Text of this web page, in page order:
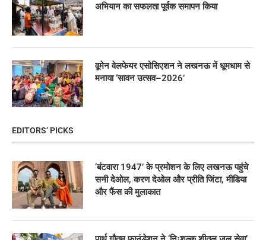
अभियान का सफलता पूर्वक समापन किया
वूमेन वेलफेयर एसोसिएशन ने लखनऊ में धूमधाम से
मनाया ‘सावन उत्सव–2026’
EDITORS’ PICKS
‘बंटवारा 1947’ के प्रमोशन के लिए लखनऊ पहुंचे
सनी देओल, करण देओल और प्रीति जिंटा, मीडिया
और फैंस की मुलाकात